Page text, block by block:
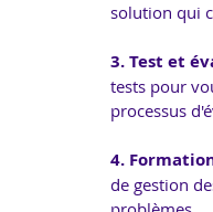
solution qui
3. Test et
tests pour
processus
4.
de gestion